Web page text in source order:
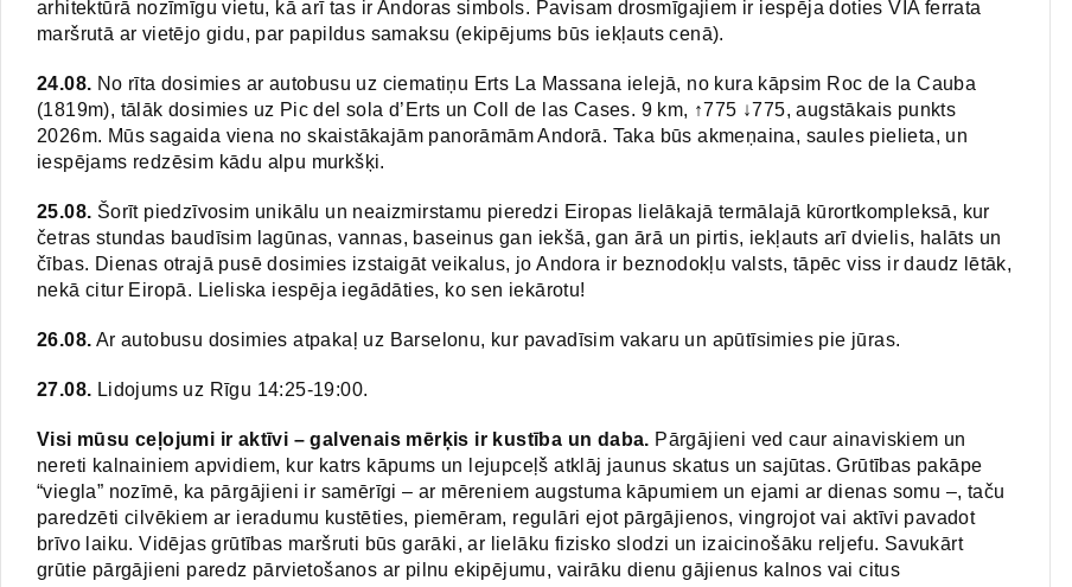
arhitektūrā nozīmīgu vietu, kā arī tas ir Andoras simbols. Pavisam drosmīgajiem ir iespēja doties VIA ferrata
maršrutā ar vietējo gidu, par papildus samaksu (ekipējums būs iekļauts cenā).
24.08. No rīta dosimies ar autobusu uz ciematiņu Erts La Massana ielejā, no kura kāpsim Roc de la Cauba
(1819m), tālāk dosimies uz Pic del sola d’Erts un Coll de las Cases. 9 km, ↑775 ↓775, augstākais punkts
2026m. Mūs sagaida viena no skaistākajām panorāmām Andorā. Taka būs akmeņaina, saules pielieta, un
iespējams redzēsim kādu alpu murkšķi.
25.08. Šorīt piedzīvosim unikālu un neaizmirstamu pieredzi Eiropas lielākajā termālajā kūrortkompleksā, kur
četras stundas baudīsim lagūnas, vannas, baseinus gan iekšā, gan ārā un pirtis, iekļauts arī dvielis, halāts un
čības. Dienas otrajā pusē dosimies izstaigāt veikalus, jo Andora ir beznodokļu valsts, tāpēc viss ir daudz lētāk,
nekā citur Eiropā. Lieliska iespēja iegādāties, ko sen iekārotu!
26.08. Ar autobusu dosimies atpakaļ uz Barselonu, kur pavadīsim vakaru un apūtīsimies pie jūras.
27.08. Lidojums uz Rīgu 14:25-19:00.
Visi mūsu ceļojumi ir aktīvi – galvenais mērķis ir kustība un daba. Pārgājieni ved caur ainaviskiem un
nereti kalnainiem apvidiem, kur katrs kāpums un lejupceļš atklāj jaunus skatus un sajūtas. Grūtības pakāpe
“viegla” nozīmē, ka pārgājieni ir samērīgi – ar mēreniem augstuma kāpumiem un ejami ar dienas somu –, taču
paredzēti cilvēkiem ar ieradumu kustēties, piemēram, regulāri ejot pārgājienos, vingrojot vai aktīvi pavadot
brīvo laiku. Vidējas grūtības maršruti būs garāki, ar lielāku fizisko slodzi un izaicinošāku reljefu. Savukārt
grūtie pārgājieni paredz pārvietošanos ar pilnu ekipējumu, vairāku dienu gājienus kalnos vai citus